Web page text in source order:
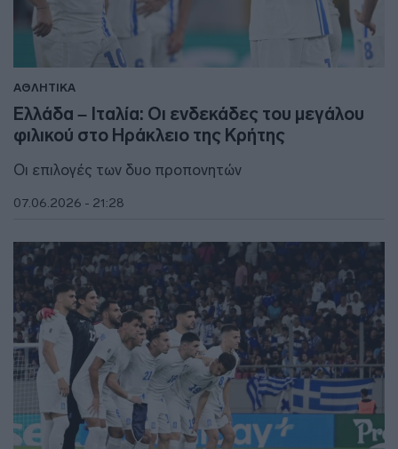
ΑΘΛΗΤΙΚΑ
Ελλάδα – Ιταλία: Οι ενδεκάδες του μεγάλου
φιλικού στο Ηράκλειο της Κρήτης
Οι επιλογές των δυο προπονητών
07.06.2026 - 21:28